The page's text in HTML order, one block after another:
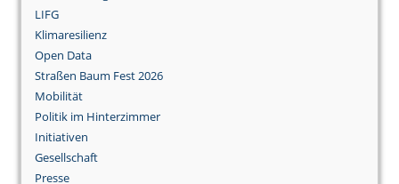
LIFG
Klimaresilienz
Open Data
Straßen Baum Fest 2026
Mobilität
Politik im Hinterzimmer
Initiativen
Gesellschaft
Presse